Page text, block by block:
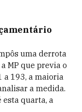
uma derrota
MP que previa o
a 193, a maioria
a medida.
esta quarta, a